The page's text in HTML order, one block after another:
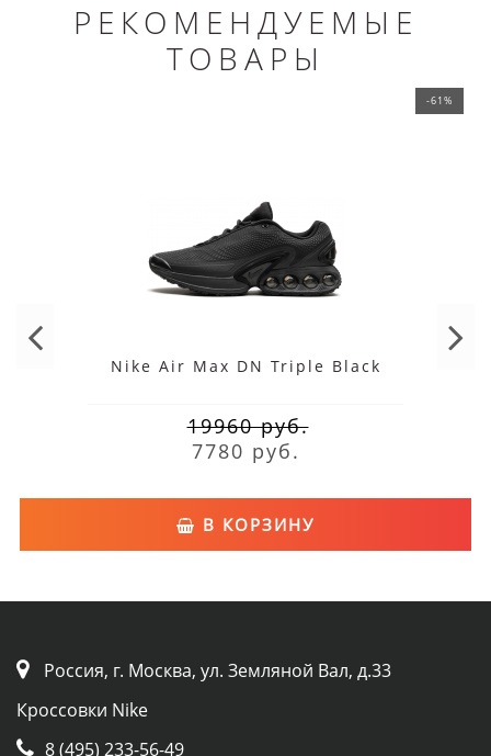
РЕКОМЕНДУЕМЫЕ
ТОВАРЫ
-61%
Nike Air Max DN Triple Black
19960 руб.
7780 руб.
В КОРЗИНУ
Россия, г. Москва, ул. Земляной Вал, д.33
Кроссовки Nike
8 (495) 233-56-49